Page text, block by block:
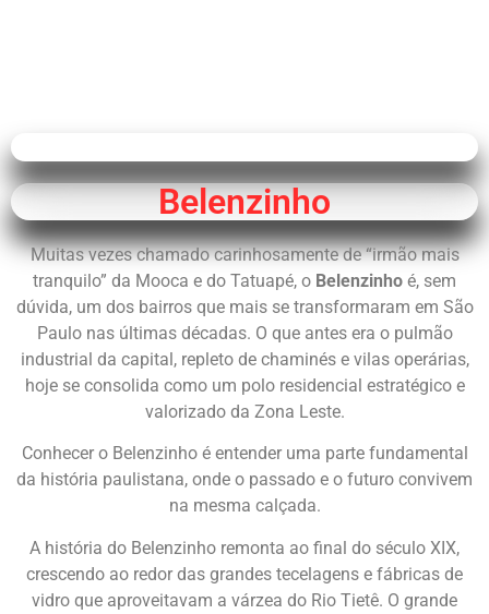
Belenzinho
Muitas vezes chamado carinhosamente de “irmão mais
tranquilo” da Mooca e do Tatuapé, o Belenzinho é, sem
dúvida, um dos bairros que mais se transformaram em São
Paulo nas últimas décadas. O que antes era o pulmão
industrial da capital, repleto de chaminés e vilas operárias,
hoje se consolida como um polo residencial estratégico e
valorizado da Zona Leste.
Conhecer o Belenzinho é entender uma parte fundamental
da história paulistana, onde o passado e o futuro convivem
na mesma calçada.
A história do Belenzinho remonta ao final do século XIX,
crescendo ao redor das grandes tecelagens e fábricas de
vidro que aproveitavam a várzea do Rio Tietê. O grande